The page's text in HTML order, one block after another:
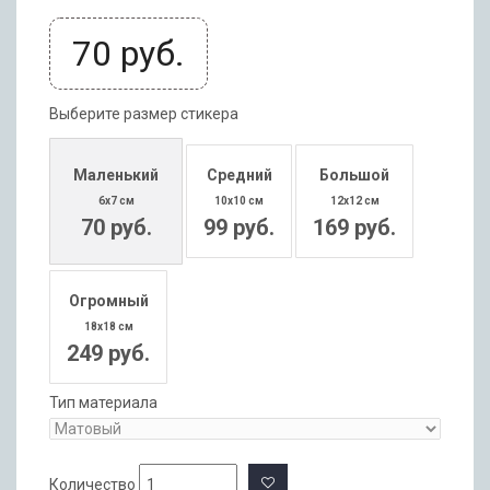
70 руб.
Выберите размер стикера
Маленький
6x7 см
70 руб.
Средний
10x10 см
99 руб.
Большой
12x12 см
169 руб.
Огромный
18x18 см
249 руб.
Тип материала
Количество